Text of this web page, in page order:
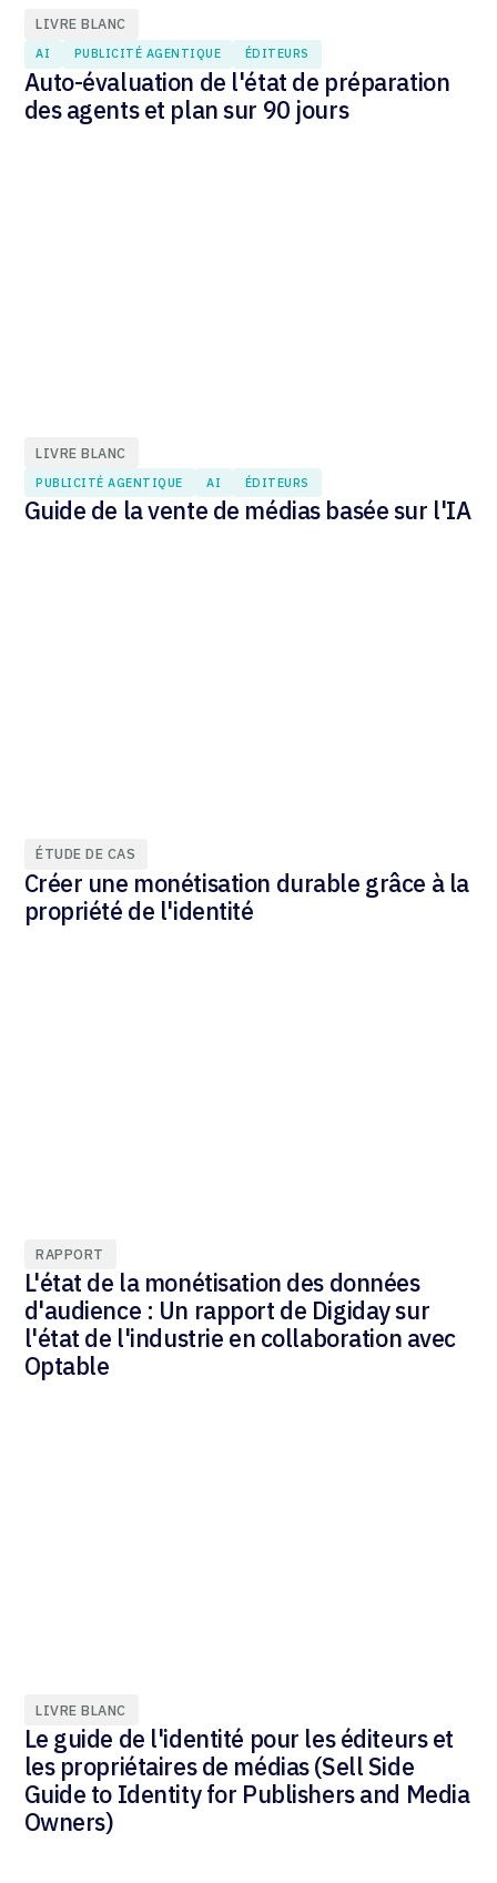
LIVRE BLANC
AI PUBLICITÉ AGENTIQUE ÉDITEURS
Auto-évaluation de l'état de préparation
des agents et plan sur 90 jours
LIVRE BLANC
PUBLICITÉ AGENTIQUE AI ÉDITEURS
Guide de la vente de médias basée sur l'IA
ÉTUDE DE CAS
Créer une monétisation durable grâce à la
propriété de l'identité
RAPPORT
L'état de la monétisation des données
d'audience : Un rapport de Digiday sur
l'état de l'industrie en collaboration avec
Optable
LIVRE BLANC
Le guide de l'identité pour les éditeurs et
les propriétaires de médias (Sell Side
Guide to Identity for Publishers and Media
Owners)